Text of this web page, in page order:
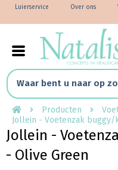
Over ons
Luierservice
Producten
Jollein - Voetenzak buggy/
Jollein -
- Olive Green